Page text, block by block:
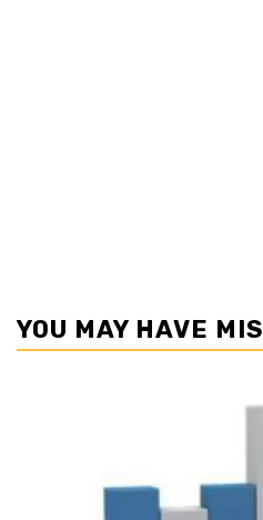
YOU MAY HAVE